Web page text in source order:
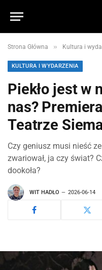
Strona Główna » Kultura i
KULTURA I WYDARZENIA
Piekło jest w
nas?
Teatrze
Czy geniusz musi nieść
zwariował, ja czy świat?
dookoła?
WIT HADŁO 2026-06-14